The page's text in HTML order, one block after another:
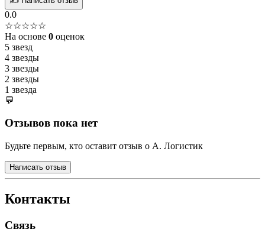
0.0
☆☆☆☆☆
На основе 0 оценок
5 звезд
4 звезды
3 звезды
2 звезды
1 звезда
💬
Отзывов пока нет
Будьте первым, кто оставит отзыв о А. Логистик
Написать отзыв
Контакты
Связь